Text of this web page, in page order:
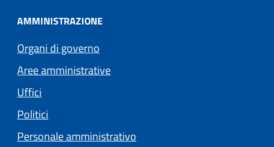
AMMINISTRAZIONE
Organi di governo
Aree amministrative
Uffici
Politici
Personale amministrativo